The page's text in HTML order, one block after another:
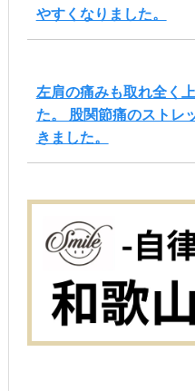
やすくなりました。
左肩の痛みも取れ全く
た。 股関節痛のストレ
きました。